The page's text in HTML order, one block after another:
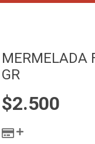
MERMELADA
GR
$2.500